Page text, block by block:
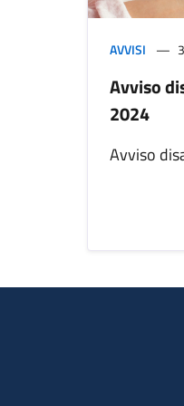
AVVISI
Avviso
2024
Avviso